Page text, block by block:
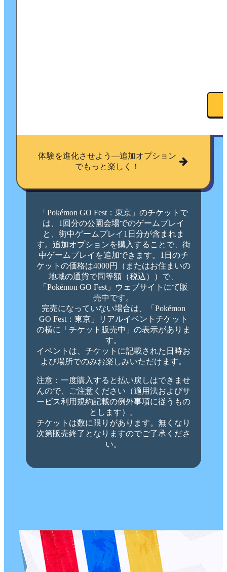
体験を進化させよう—追加オプション
でもっと楽しく！
「Pokémon GO Fest：東京」のチケットで
は、1回分の公園会場でのゲームプレイ
と、街中ゲームプレイ1日分が含まれま
す。追加オプションを購入することで、街
中ゲームプレイを追加できます。1日のチ
ケットの価格は4000円（またはお住まいの
地域の通貨で同等額（税込））で、
「Pokémon GO Fest」ウェブサイトにて販
売中です。
完売になっていない場合は、「Pokémon
GO Fest：東京」リアルイベントチケット
の横に「チケット販売中」の表示がありま
す。
イベントは、チケットに記載された日時お
よび場所でのみお楽しみいただけます。
注意：一度購入すると払い戻しはできませ
んので、ご注意ください（適用法およびサ
ービス利用規約記載の例外事項に従うもの
とします）。
チケットは数に限りがあります。無くなり
次第販売終了となりますのでご了承くださ
い。